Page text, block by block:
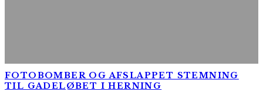
FOTOBOMBER OG AFSLAPPET STEMNING
TIL GADELØBET I HERNING